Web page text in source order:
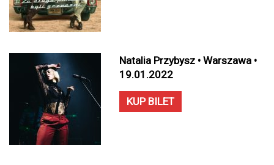
Natalia Przybysz • Warszawa •
19.01.2022
KUP BILET